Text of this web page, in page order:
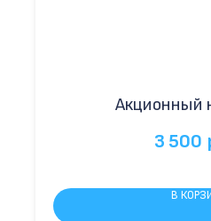
Акционный
3 500
В